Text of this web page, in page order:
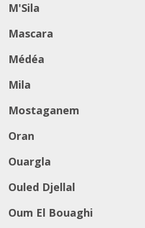
M'Sila
Mascara
Médéa
Mila
Mostaganem
Oran
Ouargla
Ouled Djellal
Oum El Bouaghi